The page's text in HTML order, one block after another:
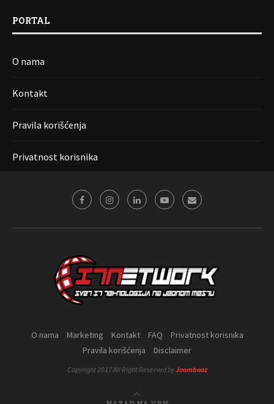
PORTAL
O nama
Kontakt
Pravila korišćenja
Privatnost korisnika
O nama Marketing Kontakt FAQ
Privatnost korisnika
Pravila korišćenja
Disclaimer
Copyright 2017 All Right Reserved byJoombooz